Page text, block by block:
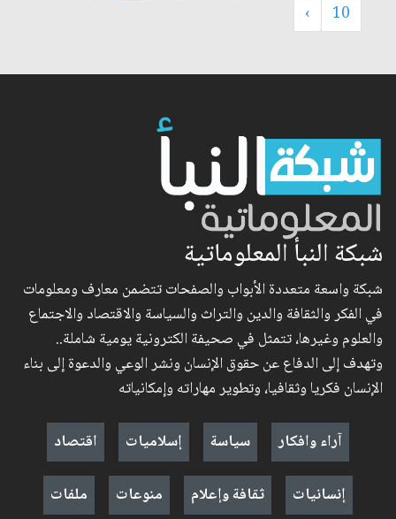
10
›
شبكة النبأ المعلوماتية
شبكة واسعة متعددة الأبواب والصفحات تتضمن معارف ومعلومات
في الفكر والثقافة والدين والتراث والسياسة والاقتصاد والاجتماع
والعلوم وغيرها، تتمثل في صحيفة الكترونية يومية شاملة..
وتهدف إلى الدفاع عن حقوق الإنسان ونشر الوعي والدعوة إلى بناء
الإنسان فكريا وثقافيا، وتطوير مهاراته وإمكانياته
آراء وافكار
سياسة إسلاميات
اقتصاد
إنسانيات
ثقافة وإعلام منوعات ملفات